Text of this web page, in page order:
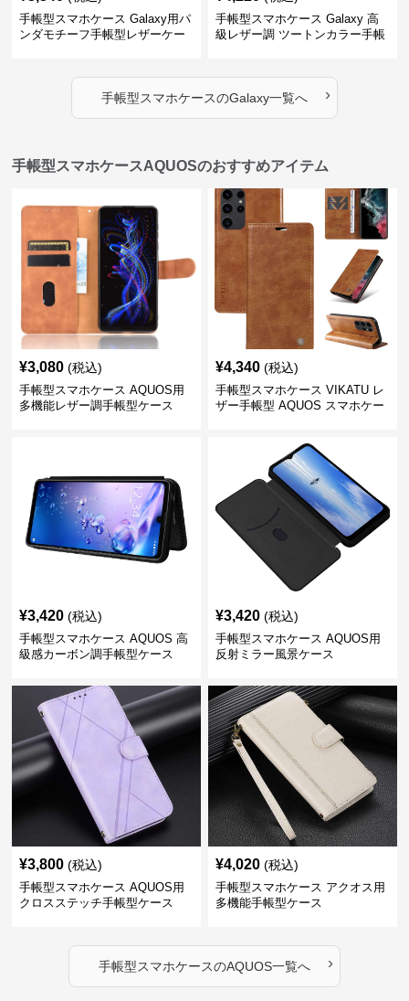
手帳型スマホケース Galaxy用パ
ンダモチーフ手帳型レザーケー
手帳型スマホケース Galaxy 高
級レザー調 ツートンカラー手帳
手帳型スマホケースのGalaxy一覧へ ›
手帳型スマホケースAQUOSのおすすめアイテム
¥3,080 (税込)
手帳型スマホケース AQUOS用
多機能レザー調手帳型ケース
¥4,340 (税込)
手帳型スマホケース VIKATU レ
ザー手帳型 AQUOS スマホケー
¥3,420 (税込)
手帳型スマホケース AQUOS 高
級感カーボン調手帳型ケース
¥3,420 (税込)
手帳型スマホケース AQUOS用
反射ミラー風景ケース
¥3,800 (税込)
手帳型スマホケース AQUOS用
クロスステッチ手帳型ケース
¥4,020 (税込)
手帳型スマホケース アクオス用
多機能手帳型ケース
手帳型スマホケースのAQUOS一覧へ ›